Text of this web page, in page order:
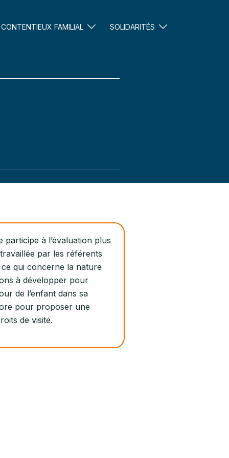
CONTENTIEUX FAMILIAL
SOLIDARITÉS
participe à l’évaluation plus
par les référents
ce qui concerne la nature
à développer pour
de l’enfant dans sa
pour proposer une
de visite.